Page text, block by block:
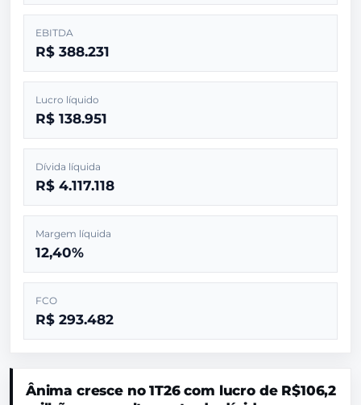
EBITDA
R$ 388.231
Lucro líquido
R$ 138.951
Dívida líquida
R$ 4.117.118
Margem líquida
12,40%
FCO
R$ 293.482
Ânima cresce no 1T26 com lucro de R$106,2